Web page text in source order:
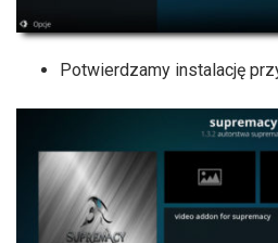
Potwierdzamy instalację